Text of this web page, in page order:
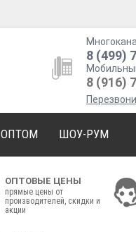
8 (499)
8 (916)
ОПТОМ ШОУ-РУМ
ОПТОВЫЕ ЦЕНЫ
прямые цены от
производителей, скидки и
акции